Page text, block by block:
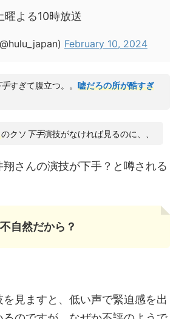
曜よる10時放送
February 10, 2024
手すぎて腹立つ。。嘘だろの所が酷すぎ
のクソ 下手演技がなければ見るのに、、
さんの演技が下手？と噂される
自然だから？
見ますと、低い声で緊迫感を出